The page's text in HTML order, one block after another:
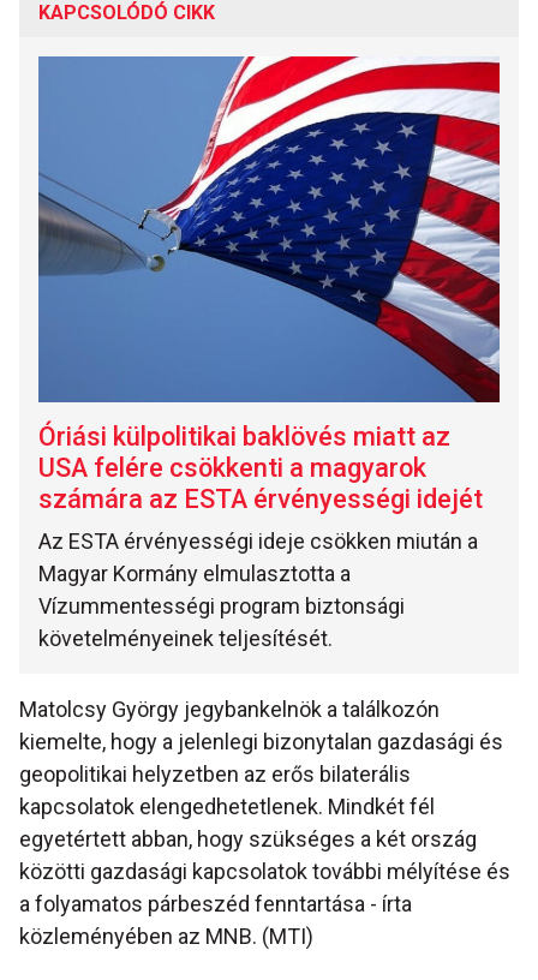
KAPCSOLÓDÓ CIKK
Óriási külpolitikai baklövés miatt az
USA felére csökkenti a magyarok
számára az ESTA érvényességi idejét
Az ESTA érvényességi ideje csökken miután a
Magyar Kormány elmulasztotta a
Vízummentességi program biztonsági
követelményeinek teljesítését.
Matolcsy György jegybankelnök a találkozón
kiemelte, hogy a jelenlegi bizonytalan gazdasági és
geopolitikai helyzetben az erős bilaterális
kapcsolatok elengedhetetlenek. Mindkét fél
egyetértett abban, hogy szükséges a két ország
közötti gazdasági kapcsolatok további mélyítése és
a folyamatos párbeszéd fenntartása - írta
közleményében az MNB. (MTI)